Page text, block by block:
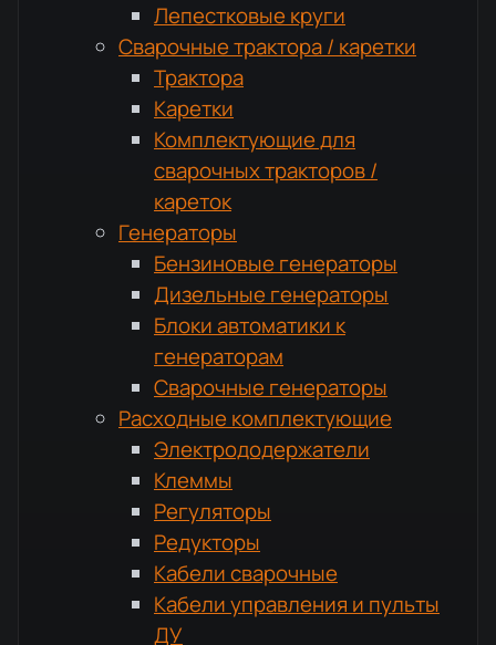
Лепестковые круги
Сварочные трактора / каретки
Трактора
Каретки
Комплектующие для
сварочных тракторов /
кареток
Генераторы
Бензиновые генераторы
Дизельные генераторы
Блоки автоматики к
генераторам
Сварочные генераторы
Расходные комплектующие
Электрододержатели
Клеммы
Регуляторы
Редукторы
Кабели сварочные
Кабели управления и пульты
ДУ